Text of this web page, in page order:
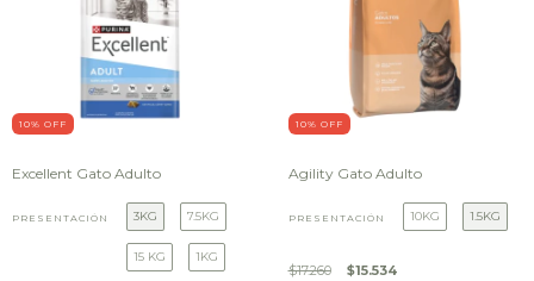
10% OFF
Excellent Gato Adulto
PRESENTACIÓN 3KG 7.5KG
15 KG 1KG
10% OFF
Agility Gato Adulto
PRESENTACIÓN 10KG 1.5KG
$17.260 $15.534